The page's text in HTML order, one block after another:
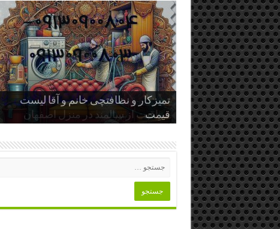
اهمیت نظافت و تمیزکاری منزل و تأثیر
آن بر سلامت و آرامش خانواده
تمیزکار و نظافتچی خانم و آقا لیست
قیمت
مراقبت از سالمند در منزل اصفهان